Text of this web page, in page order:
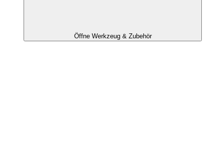
Öffne Werkzeug & Zubehör